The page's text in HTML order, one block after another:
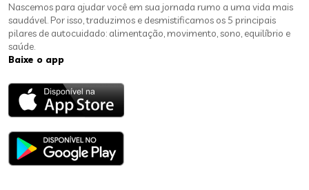
Nascemos para ajudar você em sua jornada rumo a uma vida mais
saudável. Por isso, traduzimos e desmistificamos os 5 principais
pilares de autocuidado: alimentação, movimento, sono, equilíbrio e
saúde.
Baixe o app